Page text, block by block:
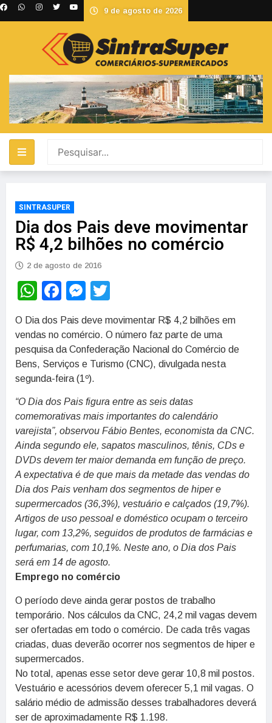
9 de agosto de 2026
SINTRASUPER
Dia dos Pais deve movimentar
R$ 4,2 bilhões no comércio
2 de agosto de 2016
WhatsApp
Facebook
Messenger
O Dia dos Pais deve movimentar R$ 4,2 bilhões em
vendas no comércio. O número faz parte de uma
pesquisa da Confederação Nacional do Comércio de
Bens, Serviços e Turismo (CNC), divulgada nesta
segunda-feira (1º).
“O Dia dos Pais figura entre as seis datas
comemorativas mais importantes do calendário
varejista”, observou Fábio Bentes, economista da CNC.
Ainda segundo ele, sapatos masculinos, tênis, CDs e
DVDs devem ter maior demanda em função de preço.
A expectativa é de que mais da metade das vendas do
Dia dos Pais venham dos segmentos de hiper e
supermercados (36,3%), vestuário e calçados (19,7%).
Artigos de uso pessoal e doméstico ocupam o terceiro
lugar, com 13,2%, seguidos de produtos de farmácias e
perfumarias, com 10,1%. Neste ano, o Dia dos Pais
será em 14 de agosto.
Emprego no comércio
O período deve ainda gerar postos de trabalho
temporário. Nos cálculos da CNC, 24,2 mil vagas devem
ser ofertadas em todo o comércio. De cada três vagas
criadas, duas deverão ocorrer nos segmentos de hiper e
supermercados.
No total, apenas esse setor deve gerar 10,8 mil postos.
Vestuário e acessórios devem oferecer 5,1 mil vagas. O
salário médio de admissão desses trabalhadores deverá
ser de aproximadamente R$ 1.198.